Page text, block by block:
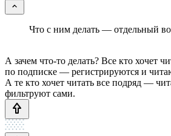
Что с ним делать — отдельный
А зачем что-то делать? Все кто хочет
по подписке — регистрируются и
А те кто хочет читать все подряд —
фильтруют сами.